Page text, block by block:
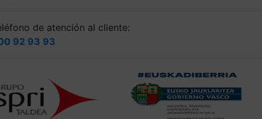
de atención al cliente:
92 93 93